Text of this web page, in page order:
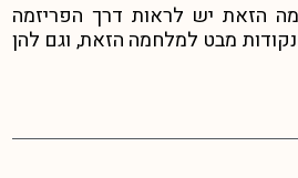
הזאת יש לראות דרך הפריזמה
מבט למלחמה הזאת, וגם להן